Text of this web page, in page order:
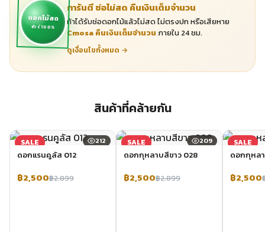
ดอกไม้สด
ชัวร์ 100%
การันตี ช่อไม่สด คืนเงินเต็มจำนวน
ถ้าได้รับช่อดอกไม้แล้วไม่สด ไม่ตรงปก หรือเสียหาย
Cmosa คืนเงินเต็มจำนวน ภายใน 24 ชม.
ดูเงื่อนไขทั้งหมด →
สินค้าที่คล้ายกัน
SALE 212
ดอกแรนคูลัส 012
฿2,500฿2,899
SALE 209
ดอกกุหลาบสีขาว 028
฿2,500฿2,899
SALE
ดอกกุหล
฿2,500